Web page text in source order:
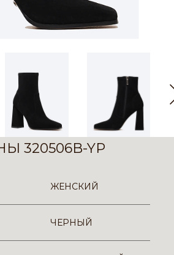
320506B-YP
ЖЕНСКИЙ
ЧЕРНЫЙ